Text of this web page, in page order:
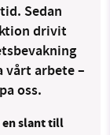
Sedan
drivit
vårt arbete –
oss.
slant till